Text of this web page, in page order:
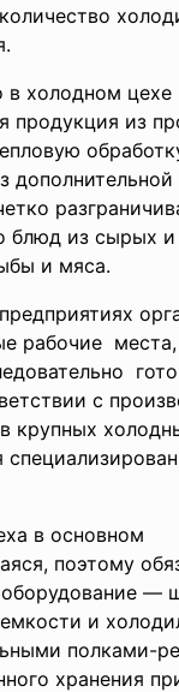
в холодном цехе
продукция из
блюд из сырых
и мяса.
рабочие места,
с
крупных
в основном
поэтому
оборудование —
и
полками-
хранения